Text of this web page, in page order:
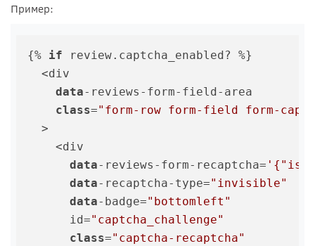
Пример:
{% if review.captcha_enabled? %}
  <div
data-reviews-form-field-area
class="form-row form-field form-
  >
    <div
data-reviews-form-recaptcha=
data-recaptcha-type="invisible"
data-badge="bottomleft"
      id=
"captcha_challenge"
class="captcha-recaptcha"